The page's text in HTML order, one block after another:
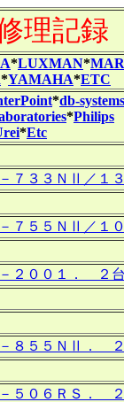
理記録
*LUXMAN*
*YAMAHA*ETC
*db-systems
*Philips
*Etc
７３３ＮⅡ／１
７５５ＮⅡ／１
２００１． ２
－８５５ＮⅡ． ２
５０６ＲＳ．